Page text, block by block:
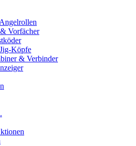
Vorfächer
Köpfe
& Verbinder